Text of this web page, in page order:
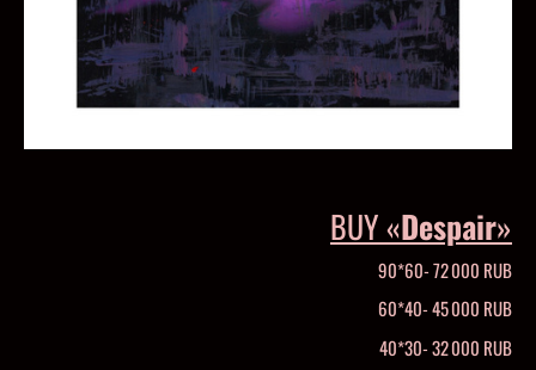
BUY «Despair»
90*60- 72 000 RUB
60*40- 45 000 RUB
40*30- 32 000 RUB